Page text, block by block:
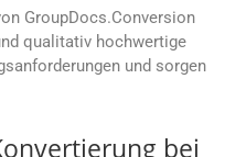
GroupDocs.Conversion
qualitativ hochwertige
und sorgen
bei